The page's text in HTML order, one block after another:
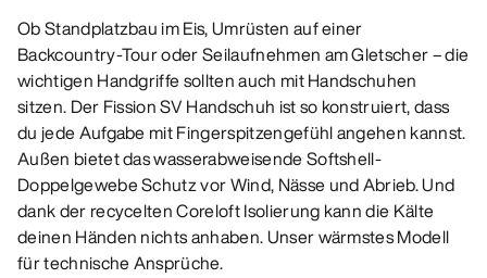
Ob Standplatzbau im Eis, Umrüsten auf einer
Backcountry-Tour oder Seilaufnehmen am Gletscher – die
wichtigen Handgriffe sollten auch mit Handschuhen
sitzen. Der Fission SV Handschuh ist so konstruiert, dass
du jede Aufgabe mit Fingerspitzengefühl angehen kannst.
Außen bietet das wasserabweisende Softshell-
Doppelgewebe Schutz vor Wind, Nässe und Abrieb. Und
dank der recycelten Coreloft Isolierung kann die Kälte
deinen Händen nichts anhaben. Unser wärmstes Modell
für technische Ansprüche.